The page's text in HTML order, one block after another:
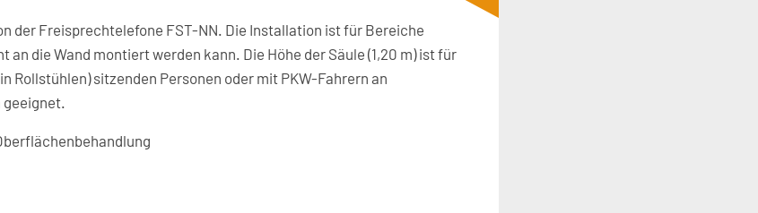
der Freisprechtelefone FST-NN. Die Installation ist für Bereiche
an die Wand montiert werden kann. Die Höhe der Säule (1,20 m) ist für
Rollstühlen) sitzenden Personen oder mit PKW-Fahrern an